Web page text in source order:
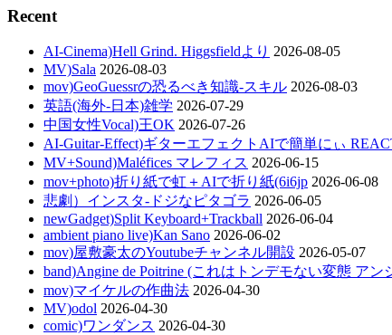
Recent
AI-Cinema)Hell Grind. Higgsfieldより 2026-08-05
MV)Sala 2026-08-03
mov)GeoGuessrの恐るべき知識-スキル 2026-08-03
英語(海外-日本)雑学 2026-07-29
中国女性Vocal)王OK 2026-07-26
AI-Guitar-Effect)ギターエフェクトAIで簡単にぃ
MV+Sound)Maléfices マレフィス 2026-06-15
mov+photo)折り紙で虹＋AIで折り紙(6i6jp 2026-06-08
悲劇）インスタ-ドジなピタゴラ 2026-06-05
newGadget)Split Keyboard+Trackball 2026-06-04
ambient piano live)Kan Sano 2026-06-02
mov)屋敷豪太のYoutubeチャンネル開設 2026-05-07
band)Angine de Poitrine (これはトンデモない変態 ア
mov)マイケルの作曲法 2026-04-30
MV)odol 2026-04-30
comic)ワンダンス 2026-04-30